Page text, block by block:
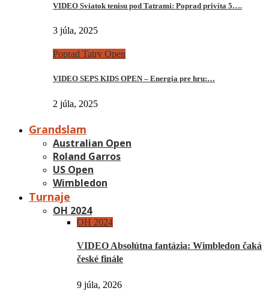
VIDEO Sviatok tenisu pod Tatrami: Poprad privíta 5….
3 júla, 2025
Poprad Tatry Open
VIDEO SEPS KIDS OPEN – Energia pre hru:…
2 júla, 2025
Grandslam
Australian Open
Roland Garros
US Open
Wimbledon
Turnaje
OH 2024
OH 2024
VIDEO Absolútna fantázia: Wimbledon čaká
české finále
9 júla, 2026